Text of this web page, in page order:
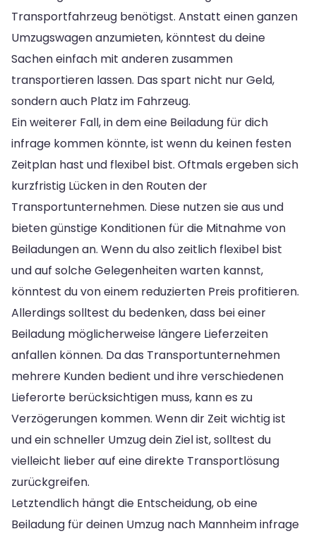
Transportfahrzeug benötigst. Anstatt einen ganzen
Umzugswagen anzumieten, könntest du deine
Sachen einfach mit anderen zusammen
transportieren lassen. Das spart nicht nur Geld,
sondern auch Platz im Fahrzeug.
Ein weiterer Fall, in dem eine Beiladung für dich
infrage kommen könnte, ist wenn du keinen festen
Zeitplan hast und flexibel bist. Oftmals ergeben sich
kurzfristig Lücken in den Routen der
Transportunternehmen. Diese nutzen sie aus und
bieten günstige Konditionen für die Mitnahme von
Beiladungen an. Wenn du also zeitlich flexibel bist
und auf solche Gelegenheiten warten kannst,
könntest du von einem reduzierten Preis profitieren.
Allerdings solltest du bedenken, dass bei einer
Beiladung möglicherweise längere Lieferzeiten
anfallen können. Da das Transportunternehmen
mehrere Kunden bedient und ihre verschiedenen
Lieferorte berücksichtigen muss, kann es zu
Verzögerungen kommen. Wenn dir Zeit wichtig ist
und ein schneller Umzug dein Ziel ist, solltest du
vielleicht lieber auf eine direkte Transportlösung
zurückgreifen.
Letztendlich hängt die Entscheidung, ob eine
Beiladung für deinen Umzug nach Mannheim infrage